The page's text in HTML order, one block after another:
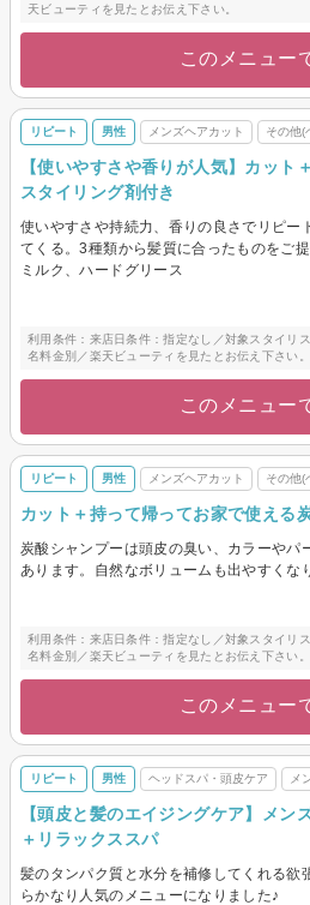
天ビューティを見たとお伝え下さい。
このメニュー
リピート 男性 メンズヘアカット その他(
【使いやすさや香りが人気】カット
スタイリング剤付き
使いやすさや持続力、香りの良さでリピー
てくる。3種類から髪質に合ったものをご
ミルク、ハードグリース
利用条件：来店日条件：指定なし／対象スタイリ
名料金別／楽天ビューティを見たとお伝え下さい。
このメニュー
リピート 男性 メンズヘアカット その他(
カット＋持って帰ってお家で使える
炭酸シャンプーは頭皮の臭い、カラーやパ
あります。自然なボリュームも出やすくな
利用条件：来店日条件：指定なし／対象スタイリ
名料金別／楽天ビューティを見たとお伝え下さい。
このメニュー
リピート 男性 ヘッドスパ・頭皮ケア メ
【頭皮と髪のエイジングケア】メン
＋リラックススパ
髪のタンパク質と水分を補修してくれる欲
らかなり人気のメニューになりました♪